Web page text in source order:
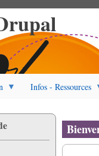
Infos - Ressources